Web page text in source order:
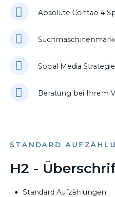
Absolute Contao 4
Social Media Strategie
Beratung bei Ihrem
STANDARD
H2 -
Standard Aufzählungen